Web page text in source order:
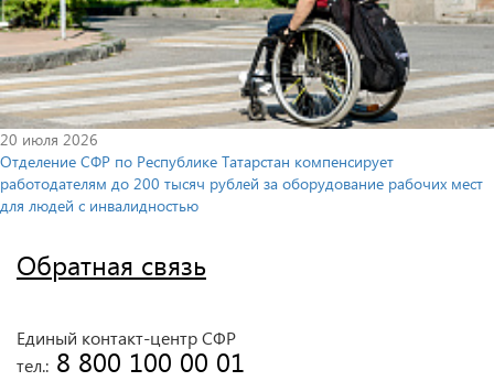
20 июля 2026
Отделение СФР по Республике Татарстан компенсирует
работодателям до 200 тысяч рублей за оборудование рабочих мест
для людей с инвалидностью
Обратная связь
Единый контакт-центр СФР
тел.: 8 800 100 00 01